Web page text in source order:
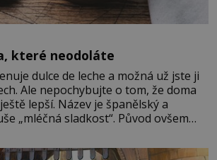
které neodoláte
dulce de leche a možná už jste ji
Ale nepochybujte o tom, že doma
lepší. Název je španělský a
„mléčná sladkost“. Původ ovšem
zemí a k tomu